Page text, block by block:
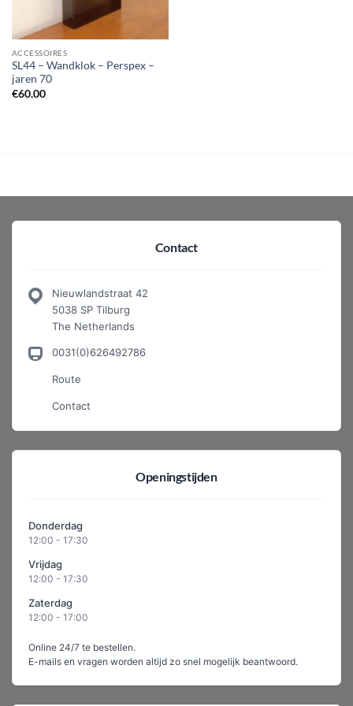
ACCESSOIRES
SL44 – Wandklok – Perspex –
jaren 70
€60.00
Contact
Nieuwlandstraat 42
5038 SP Tilburg
The Netherlands
0031(0)626492786
Route
Contact
Openingstijden
Donderdag
12:00 - 17:30
Vrijdag
12:00 - 17:30
Zaterdag
12:00 - 17:00
Online 24/7 te bestellen.
E-mails en vragen worden altijd zo snel mogelijk beantwoord.